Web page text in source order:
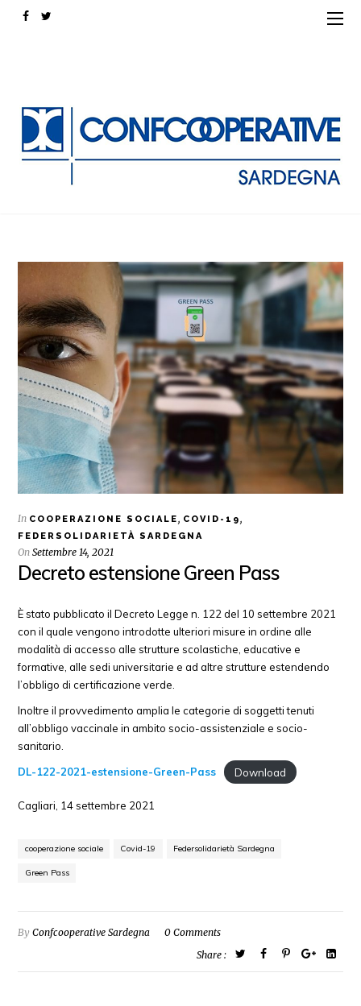
In COOPERAZIONE SOCIALE, COVID-19,
FEDERSOLIDARIETÀ SARDEGNA
OnSettembre 14, 2021
Decreto estensione Green Pass
È stato pubblicato il Decreto Legge n. 122 del 10 settembre 2021
con il quale vengono introdotte ulteriori misure in ordine alle
modalità di accesso alle strutture scolastiche, educative e
formative, alle sedi universitarie e ad altre strutture estendendo
l’obbligo di certificazione verde.
Inoltre il provvedimento amplia le categorie di soggetti tenuti
all’obbligo vaccinale in ambito socio-assistenziale e socio-
sanitario.
DL-122-2021-estensione-Green-Pass
Download
Cagliari, 14 settembre 2021
cooperazione sociale Covid-19 Federsolidarietà Sardegna
Green Pass
ByConfcooperative Sardegna
0 Comments
Share :